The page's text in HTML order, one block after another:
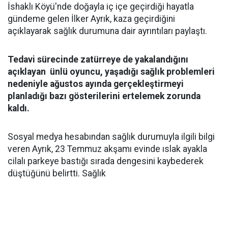
İshaklı Köyü'nde doğayla iç içe geçirdiği hayatla
gündeme gelen İlker Ayrık, kaza geçirdiğini
açıklayarak sağlık durumuna dair ayrıntıları paylaştı.
Tedavi sürecinde zatürreye de yakalandığını
açıklayan ünlü oyuncu, yaşadığı sağlık problemleri
nedeniyle ağustos ayında gerçekleştirmeyi
planladığı bazı gösterilerini ertelemek zorunda
kaldı.
Sosyal medya hesabından sağlık durumuyla ilgili bilgi
veren Ayrık, 23 Temmuz akşamı evinde ıslak ayakla
cilalı parkeye bastığı sırada dengesini kaybederek
düştüğünü belirtti. Sağlık